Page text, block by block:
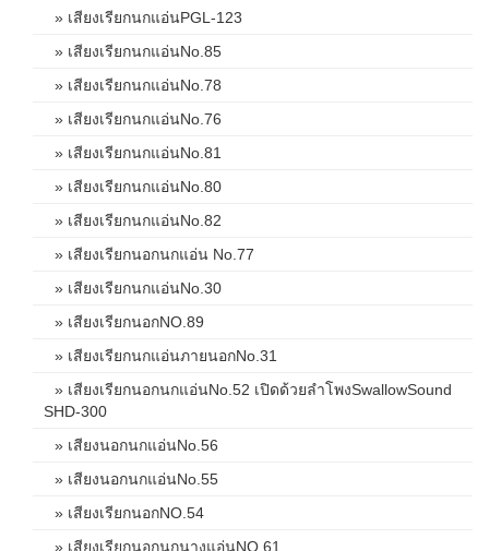
» เสียงเรียกนกแอ่นPGL-123
» เสียงเรียกนกแอ่นNo.85
» เสียงเรียกนกแอ่นNo.78
» เสียงเรียกนกแอ่นNo.76
» เสียงเรียกนกแอ่นNo.81
» เสียงเรียกนกแอ่นNo.80
» เสียงเรียกนกแอ่นNo.82
» เสียงเรียกนอกนกแอ่น No.77
» เสียงเรียกนกแอ่นNo.30
» เสียงเรียกนอกNO.89
» เสียงเรียกนกแอ่นภายนอกNo.31
» เสียงเรียกนอกนกแอ่นNo.52 เปิดด้วยลำโพงSwallowSound
SHD-300
» เสียงนอกนกแอ่นNo.56
» เสียงนอกนกแอ่นNo.55
» เสียงเรียกนอกNO.54
» เสียงเรียกนอกนกนางแอ่นNO.61